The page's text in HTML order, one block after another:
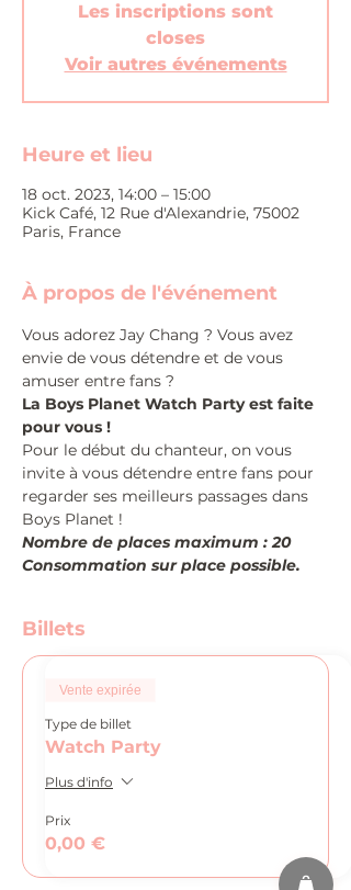
Les inscriptions sont
closes
Voir autres événements
Heure et lieu
18 oct. 2023, 14:00 – 15:00
Kick Café, 12 Rue d'Alexandrie, 75002
Paris, France
À propos de l'événement
Vous adorez Jay Chang ? Vous avez
envie de vous détendre et de vous
amuser entre fans ?
La Boys Planet Watch Party est faite
pour vous !
Pour le début du chanteur, on vous
invite à vous détendre entre fans pour
regarder ses meilleurs passages dans
Boys Planet !
Nombre de places maximum : 20
Consommation sur place possible.
Billets
Vente expirée
Type de billet
Watch Party
Plus d'info
Prix
0,00 €